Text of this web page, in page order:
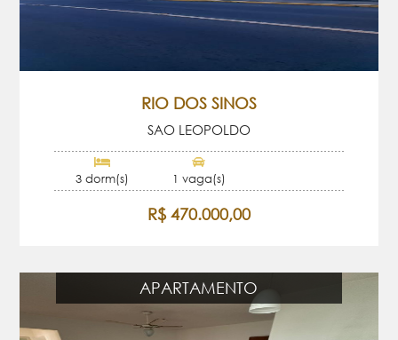
RIO DOS SINOS
SAO LEOPOLDO
3 dorm(s) 1 vaga(s)
R$ 470.000,00
APARTAMENTO